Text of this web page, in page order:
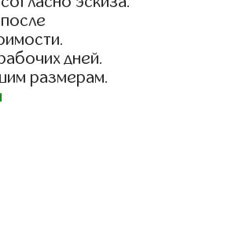
дней.
размерам.